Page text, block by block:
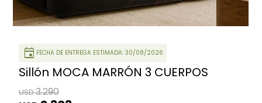
event FECHA DE ENTREGA ESTIMADA: 30/08/2026
Sillón MOCA MARRÓN 3 CUERPOS
USD3.290